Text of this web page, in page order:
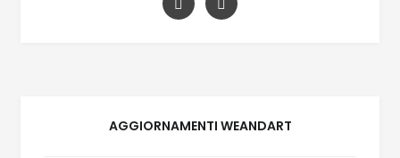
AGGIORNAMENTI WEANDART